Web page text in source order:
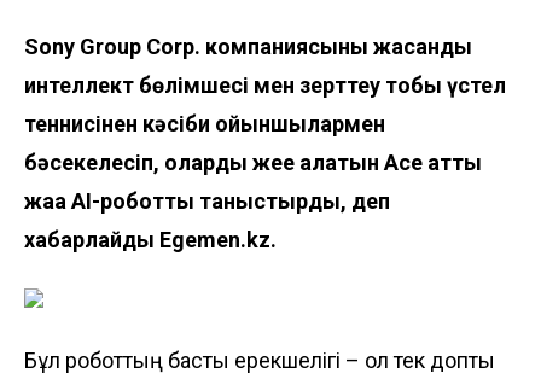
Sony Group Corp. компаниясының жасанды
интеллект бөлімшесі мен зерттеу тобы үстел
теннисінен кәсіби ойыншылармен
бәсекелесіп, оларды жеңе алатын Ace атты
жаңа AI-роботты таныстырды, деп
хабарлайды Egemen.kz.
Бұл роботтың басты ерекшелігі – ол тек допты